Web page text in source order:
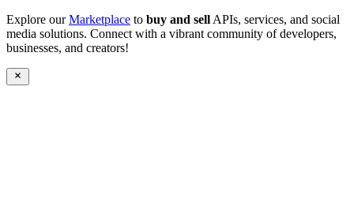
Explore ourMarketplace to buy and sell APIs, services, and social
media solutions. Connect with a vibrant community of developers,
businesses, and creators!